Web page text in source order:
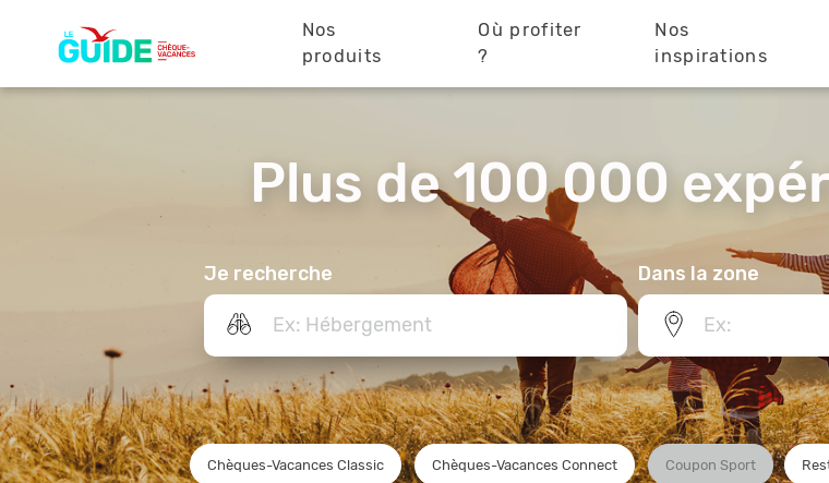
principale
Nos
produits
Où profiter
?
Nos
inspirations
Plus de 100 000
Je recherche Dans la zone
Chèques-Vacances Classic Chèques-Vacances Connect Coupon Sport